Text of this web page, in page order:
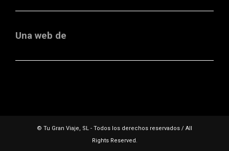
Una web de
© Tu Gran Viaje, SL - Todos los derechos reservados / All
Rights Reserved.